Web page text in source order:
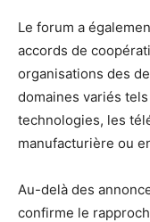
Le forum a
accords de
organisations des
domaines variés
technologies, les
manufacturière ou
Au-delà des
confirme le